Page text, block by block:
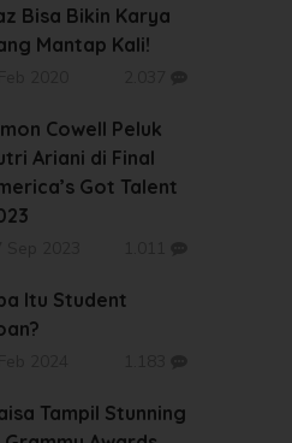
Bisa Bikin Karya
Mantap Kali!
Cowell Peluk
Ariani di Final
Got Talent
Itu Student
Tampil Stunning